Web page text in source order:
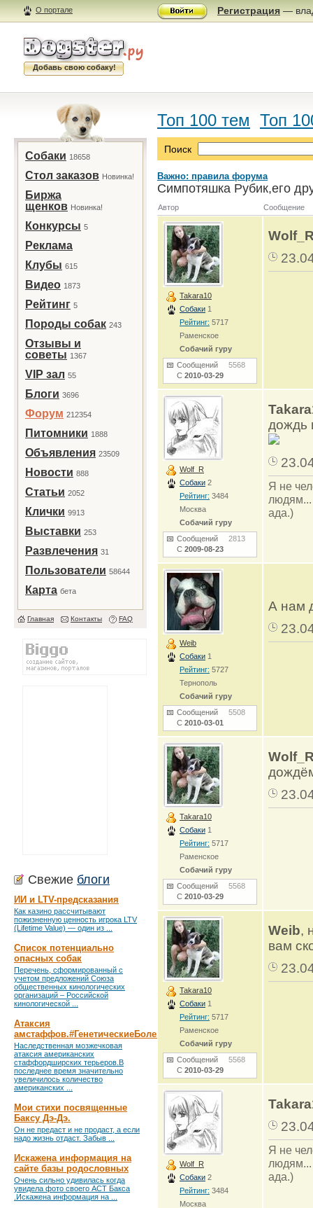
О портале Регистрация —
Добавь свою собаку!
Собаки 18658
Стол заказов Новинка!
Биржа
щенков Новинка!
Конкурсы 5
Реклама
Клубы 615
Видео 1873
Рейтинг 5
Породы собак 243
Отзывы и
советы 1367
VIP зал 55
Блоги 3696
Форум 212354
Питомники 1888
Объявления 23509
Новости 888
Статьи 2052
Клички 9913
Выставки 253
Развлечения 31
Пользователи 58644
Карта бета
Главная Контакты FAQ
Свежие блоги
ИИ и LTV-предсказания
Как казино рассчитывают
пожизненную ценность игрока LTV
(Lifetime Value) — один из ...
Список потенциально
опасных собак
Перечень, сформированный с
учетом предложений Союза
общественных кинологических
организаций – Российской
кинологической ...
Атаксия
амстаффов.#ГенетическиеБолезни
Наследственная мозжечковая
атаксия американских
стаффордширских терьеров.В
последнее время значительно
увеличилось количество
американских ...
Мои стихи посвященные
Баксу Дэ-Дэ.
Он не предаст и не продаст, а если
надо жизнь отдаст. Забыв ...
Искажена информация на
сайте базы родословных
Очень сильно удивилась когда
увидела фото своего АСТ Бакса
.Искажена информация на ...
Топ 100 тем Топ
Поиск
Важно: правила форума
Симпотяшка Рубик,его
Автор Сообщение
Takara10
Собаки 1
Рейтинг: 5717
Раменское
Собачий гуру
Сообщений 5568
С 2010-03-29
Wolf_R
Собаки 2
Рейтинг: 3484
Москва
Собачий гуру
Сообщений 2813
С 2009-08-23
дождь
Я не
людям...
ада.)
Weib
Собаки 1
Рейтинг: 5727
Тернополь
Собачий гуру
Сообщений 5508
С 2010-03-01
А нам
Takara10
Собаки 1
Рейтинг: 5717
Раменское
Собачий гуру
Сообщений 5568
С 2010-03-29
Takara10
Собаки 1
Рейтинг: 5717
Раменское
Собачий гуру
Сообщений 5568
С 2010-03-29
Weib,
вам
Wolf_R
Собаки 2
Рейтинг: 3484
Москва
Я не
людям...
ада.)